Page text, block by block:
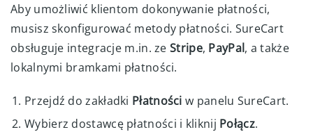
Aby umożliwić klientom dokonywanie płatności,
musisz skonfigurować metody płatności. SureCart
obsługuje integracje m.in. ze Stripe, PayPal, a także
lokalnymi bramkami płatności.
Przejdź do zakładki Płatności w panelu SureCart.
Wybierz dostawcę płatności i kliknij Połącz.